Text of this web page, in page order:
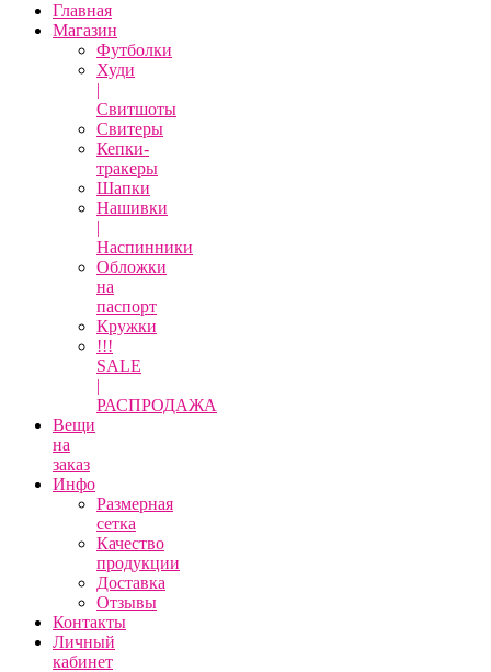
Главная
Магазин
Футболки
Худи
|
Свитшоты
Свитеры
Кепки-
тракеры
Шапки
Нашивки
|
Наспинники
Обложки
на
паспорт
Кружки
!!!
SALE
|
РАСПРОДАЖА
Вещи
на
заказ
Инфо
Размерная
сетка
Качество
продукции
Доставка
Отзывы
Контакты
Личный
кабинет